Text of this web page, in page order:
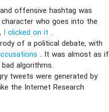
offensive hashtag was
who goes into the
I clicked on it .
of a political debate, with
. It was almost as if
algorithms.
tweets were generated by
the Internet Research